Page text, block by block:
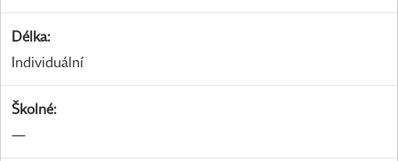
Délka:
Individuální
Školné:
—